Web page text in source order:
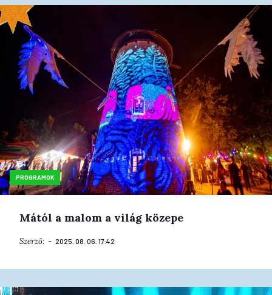
PROGRAMOK
Mától a malom a világ közepe
Szerző: 2025. 08. 06. 17:42